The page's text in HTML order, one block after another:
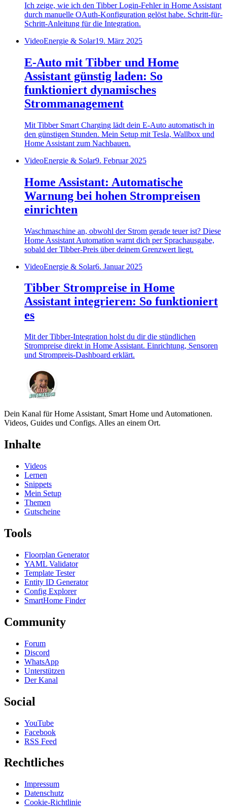
Ich zeige, wie ich den Tibber Login-Fehler in Home Assistant
durch manuelle OAuth-Konfiguration gelöst habe. Schritt-für-
Schritt-Anleitung für die Integration.
VideoEnergie & Solar19. März 2025
E-Auto mit Tibber und Home
Assistant günstig laden: So
funktioniert dynamisches
Strommanagement
Mit Tibber Smart Charging lädt dein E-Auto automatisch in
den günstigen Stunden. Mein Setup mit Tesla, Wallbox und
Home Assistant zum Nachbauen.
VideoEnergie & Solar9. Februar 2025
Home Assistant: Automatische
Warnung bei hohen Strompreisen
einrichten
Waschmaschine an, obwohl der Strom gerade teuer ist? Diese
Home Assistant Automation warnt dich per Sprachausgabe,
sobald der Tibber-Preis über deinem Grenzwert liegt.
VideoEnergie & Solar6. Januar 2025
Tibber Strompreise in Home
Assistant integrieren: So funktioniert
es
Mit der Tibber-Integration holst du dir die stündlichen
Strompreise direkt in Home Assistant. Einrichtung, Sensoren
und Strompreis-Dashboard erklärt.
Dein Kanal für Home Assistant, Smart Home und Automationen.
Videos, Guides und Configs. Alles an einem Ort.
Inhalte
Videos
Lernen
Snippets
Mein Setup
Themen
Gutscheine
Tools
Floorplan Generator
YAML Validator
Template Tester
Entity ID Generator
Config Explorer
SmartHome Finder
Community
Forum
Discord
WhatsApp
Unterstützen
Der Kanal
Social
YouTube
Facebook
RSS Feed
Rechtliches
Impressum
Datenschutz
Cookie-Richtlinie